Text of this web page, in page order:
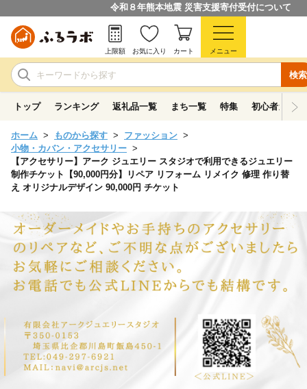
令和８年熊本地震 災害支援寄付受付について
検索
上限額 お気に入り カート メニュー
トップ ランキング 返礼品一覧 まち一覧 特集 初心者ガイド
ホーム ものから探す
ファッション
小物・カバン・アクセサリー
【アクセサリー】アーク ジュエリー スタジオで利用できるジュエリー
制作チケット【90,000円分】リペア リフォーム リメイク 修理 作り替
え オリジナルデザイン 90,000円 チケット